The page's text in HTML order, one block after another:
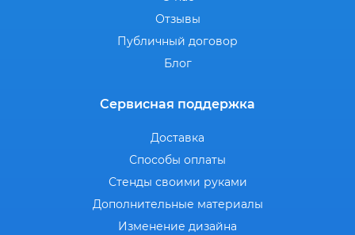
Отзывы
Публичный договор
Блог
Сервисная поддержка
Доставка
Способы оплаты
Стенды своими руками
Дополнительные материалы
Изменение дизайна